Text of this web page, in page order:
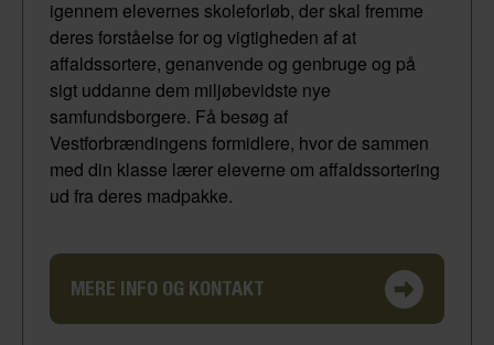
igennem elevernes skoleforløb, der skal fremme
deres forståelse for og vigtigheden af at
affaldssortere, genanvende og genbruge og på
sigt uddanne dem miljøbevidste nye
samfundsborgere. Få besøg af
Vestforbrændingens formidlere, hvor de sammen
med din klasse lærer eleverne om affaldssortering
ud fra deres madpakke.
MERE INFO OG KONTAKT